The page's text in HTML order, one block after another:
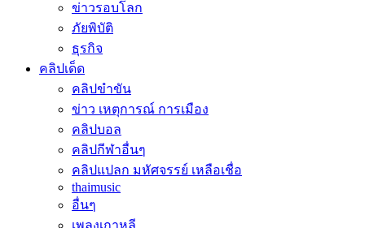
ข่าวรอบโลก
ภัยพิบัติ
ธุรกิจ
คลิปเด็ด
คลิปขำขัน
ข่าว เหตุการณ์ การเมือง
คลิปบอล
คลิปกีฬาอื่นๆ
คลิปแปลก มหัศจรรย์ เหลือเชื่อ
thaimusic
อื่นๆ
เพลงเกาหลี